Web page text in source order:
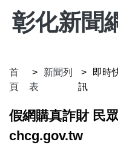
彰化新聞
首
頁
新聞列
表
即時
訊
假網購真詐財 民
chcg.gov.tw